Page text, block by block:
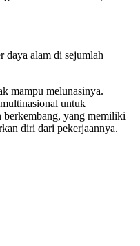
daya alam di sejumlah
mampu melunasinya.
untuk
berkembang, yang memiliki
diri dari pekerjaannya.